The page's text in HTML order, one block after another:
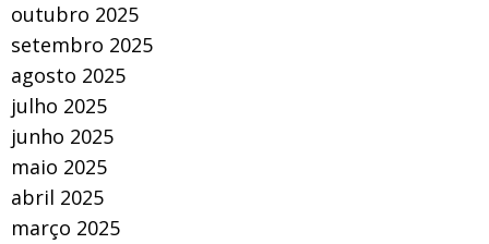
outubro 2025
setembro 2025
agosto 2025
julho 2025
junho 2025
maio 2025
abril 2025
março 2025